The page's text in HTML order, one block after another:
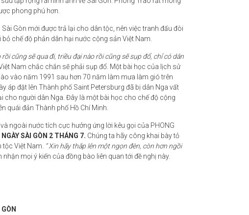
phong phú hơn.
Gòn mới được trả lại cho dân tộc, nên việc tranh đấu đòi
chế độ phản dân hại nước cộng sản Việt Nam.
rồi cũng sẽ qua đi, triều đại nào rồi cũng sẽ sụp đổ, chỉ có dân
Nam chắc chắn sẽ phải sụp đổ. Một bài học của lịch sử
vào năm 1991 sau hơn 70 năm làm mưa làm gió trên
áp đặt lên Thành phố Saint Petersburg đã bị dân Nga vất
cho người dân Nga. Đây là một bài học cho chế độ cộng
quái đản Thành phố Hồ Chí Minh.
ngoài nước tích cực hưởng ứng lời kêu gọi của PHONG
NGÀY SÀI GÒN 2 THÁNG 7. Chúng ta hãy công khai bày tỏ
Việt Nam. “ Xin hãy thắp lên một ngọn đèn, còn hơn ngồi
mọi ý kiến của đồng bào liên quan tới đề nghị này.